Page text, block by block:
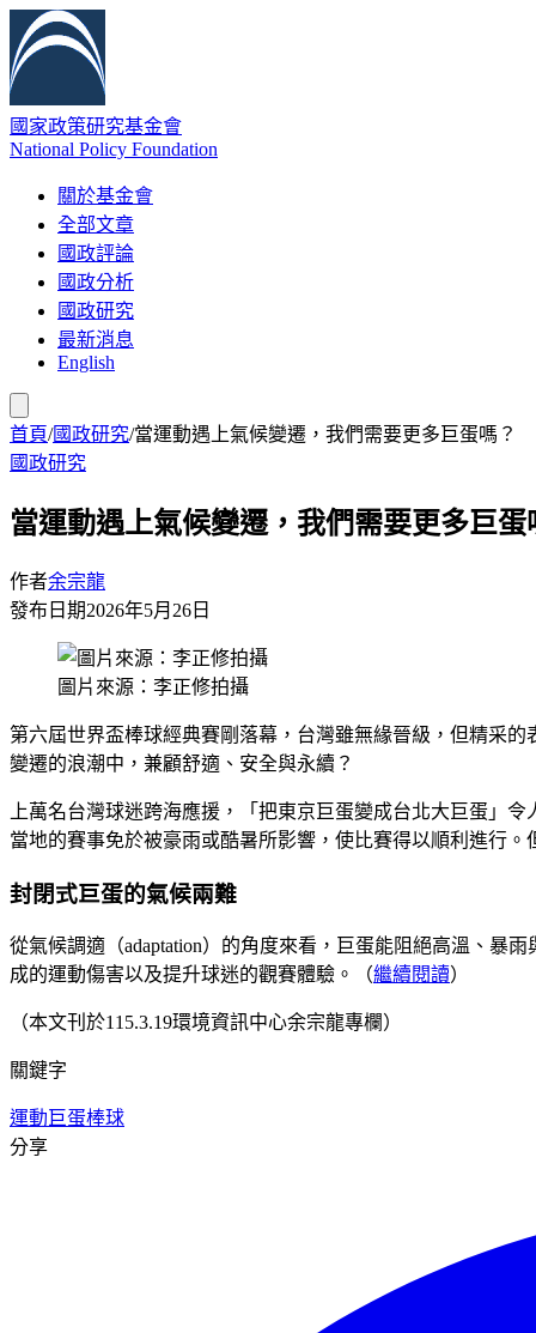
國家政策研究基金會
National Policy Foundation
關於基金會
全部文章
國政評論
國政分析
國政研究
最新消息
English
首頁/國政研究/當運動遇上氣候變遷，我們需要更多巨蛋嗎？
國政研究
當運動遇上氣候變遷，我們需要更多巨蛋
作者余宗龍
發布日期2026年5月26日
圖片來源：李正修拍攝
第六屆世界盃棒球經典賽剛落幕，台灣雖無緣晉級，但精采
變遷的浪潮中，兼顧舒適、安全與永續？
上萬名台灣球迷跨海應援，「把東京巨蛋變成台北大巨蛋」
當地的賽事免於被豪雨或酷暑所影響，使比賽得以順利進行
封閉式巨蛋的氣候兩難
從氣候調適（adaptation）的角度來看，巨蛋能阻絕高溫、暴
成的運動傷害以及提升球迷的觀賽體驗。（繼續閱讀）
（本文刊於115.3.19環境資訊中心余宗龍專欄）
關鍵字
運動巨蛋棒球
分享